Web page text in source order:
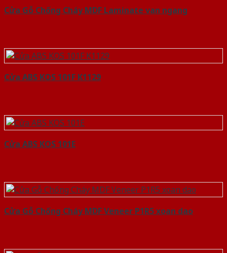
Cửa Gỗ Chống Cháy MDF Laminate van ngang
Cửa ABS KOS 101F K1129
Cửa ABS KOS 101E
Cửa Gỗ Chống Cháy MDF Veneer P1R5 xoan dao